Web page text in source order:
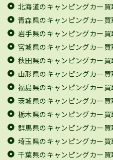
北海道のキャンピングカー買
青森県のキャンピングカー買
岩手県のキャンピングカー買
宮城県のキャンピングカー買
秋田県のキャンピングカー買
山形県のキャンピングカー買
福島県のキャンピングカー買
茨城県のキャンピングカー買
栃木県のキャンピングカー買
群馬県のキャンピングカー買
埼玉県のキャンピングカー買
千葉県のキャンピングカー買